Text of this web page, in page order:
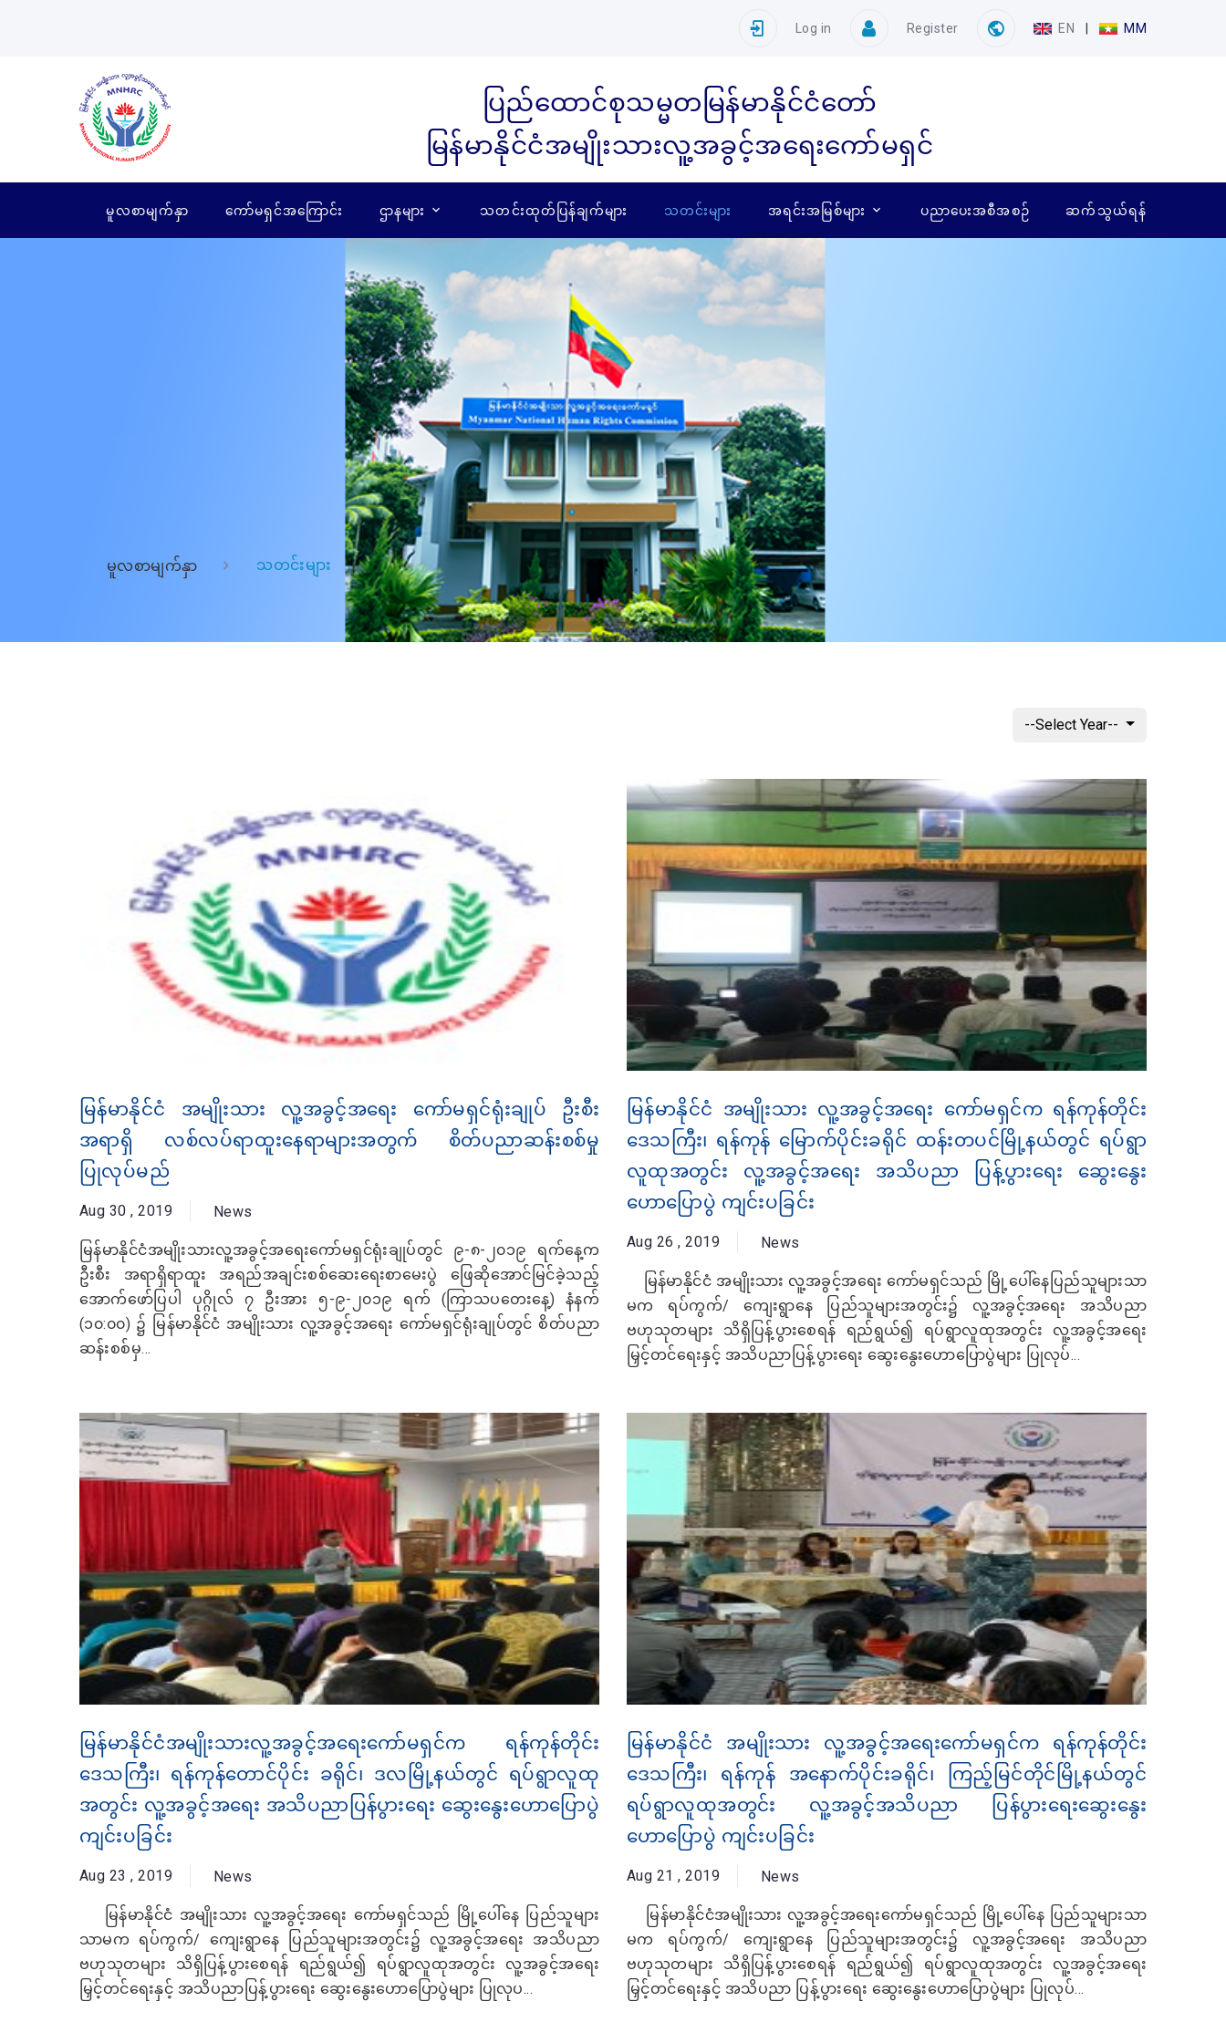
Log in Register EN | MM
ပြည်ထောင်စုသမ္မတမြန်မာနိုင်ငံတော်
မြန်မာနိုင်ငံအမျိုးသားလူ့အခွင့်အရေးကော်မရှင်
မူလစာမျက်နှာ ကော်မရှင်အကြောင်း ဌာနများ သတင်းထုတ်ပြန်ချက်များ သတင်းများ အရင်းအမြစ်များ ပညာပေးအစီအစဉ် ဆက်သွယ်ရန်
မူလစာမျက်နှာ သတင်းများ
--Select Year--
မြန်မာနိုင်ငံ အမျိုးသား လူ့အခွင့်အရေး ကော်မရှင်ရုံးချုပ် ဦးစီး
အရာရှိ လစ်လပ်ရာထူးနေရာများအတွက် စိတ်ပညာဆန်းစစ်မှု
ပြုလုပ်မည်
Aug 30 , 2019 News
မြန်မာနိုင်ငံအမျိုးသားလူ့အခွင့်အရေးကော်မရှင်ရုံးချုပ်တွင် ၉-၈-၂၀၁၉ ရက်နေ့က
ဦးစီး အရာရှိရာထူး အရည်အချင်းစစ်ဆေးရေးစာမေးပွဲ ဖြေဆိုအောင်မြင်ခဲ့သည့်
အောက်ဖော်ပြပါ ပုဂ္ဂိုလ် ၇ ဦးအား ၅-၉-၂၀၁၉ ရက် (ကြာသပတေးနေ့) နံနက်
(၁၀:၀၀) ၌ မြန်မာနိုင်ငံ အမျိုးသား လူ့အခွင့်အရေး ကော်မရှင်ရုံးချုပ်တွင် စိတ်ပညာ
ဆန်းစစ်မှ...
မြန်မာနိုင်ငံ အမျိုးသား လူ့အခွင့်အရေး ကော်မရှင်က ရန်ကုန်တိုင်း
ဒေသကြီး၊ ရန်ကုန် မြောက်ပိုင်းခရိုင် ထန်းတပင်မြို့နယ်တွင် ရပ်ရွာ
လူထုအတွင်း လူ့အခွင့်အရေး အသိပညာ ပြန့်ပွားရေး ဆွေးနွေး
ဟောပြောပွဲ ကျင်းပခြင်း
Aug 26 , 2019 News
မြန်မာနိုင်ငံ အမျိုးသား လူ့အခွင့်အရေး ကော်မရှင်သည် မြို့ပေါ်နေပြည်သူများသာ
မက ရပ်ကွက်/ ကျေးရွာနေ ပြည်သူများအတွင်း၌ လူ့အခွင့်အရေး အသိပညာ
ဗဟုသုတများ သိရှိပြန့်ပွားစေရန် ရည်ရွယ်၍ ရပ်ရွာလူထုအတွင်း လူ့အခွင့်အရေး
မြှင့်တင်ရေးနှင့် အသိပညာပြန့်ပွားရေး ဆွေးနွေးဟောပြောပွဲများ ပြုလုပ်...
မြန်မာနိုင်ငံအမျိုးသားလူ့အခွင့်အရေးကော်မရှင်က ရန်ကုန်တိုင်း
ဒေသကြီး၊ ရန်ကုန်တောင်ပိုင်း ခရိုင်၊ ဒလမြို့နယ်တွင် ရပ်ရွာလူထု
အတွင်း လူ့အခွင့်အရေး အသိပညာပြန်ပွားရေး ဆွေးနွေးဟောပြောပွဲ
ကျင်းပခြင်း
Aug 23 , 2019 News
မြန်မာနိုင်ငံ အမျိုးသား လူ့အခွင့်အရေး ကော်မရှင်သည် မြို့ပေါ်နေ ပြည်သူများ
သာမက ရပ်ကွက်/ ကျေးရွာနေ ပြည်သူများအတွင်း၌ လူ့အခွင့်အရေး အသိပညာ
ဗဟုသုတများ သိရှိပြန့်ပွားစေရန် ရည်ရွယ်၍ ရပ်ရွာလူထုအတွင်း လူ့အခွင့်အရေး
မြှင့်တင်ရေးနှင့် အသိပညာပြန့်ပွားရေး ဆွေးနွေးဟောပြောပွဲများ ပြုလုပ...
မြန်မာနိုင်ငံ အမျိုးသား လူ့အခွင့်အရေးကော်မရှင်က ရန်ကုန်တိုင်း
ဒေသကြီး၊ ရန်ကုန် အနောက်ပိုင်းခရိုင်၊ ကြည့်မြင်တိုင်မြို့နယ်တွင်
ရပ်ရွာလူထုအတွင်း လူ့အခွင့်အသိပညာ ပြန်ပွားရေးဆွေးနွေး
ဟောပြောပွဲ ကျင်းပခြင်း
Aug 21 , 2019 News
မြန်မာနိုင်ငံအမျိုးသား လူ့အခွင့်အရေးကော်မရှင်သည် မြို့ပေါ်နေ ပြည်သူများသာ
မက ရပ်ကွက်/ ကျေးရွာနေ ပြည်သူများအတွင်း၌ လူ့အခွင့်အရေး အသိပညာ
ဗဟုသုတများ သိရှိပြန့်ပွားစေရန် ရည်ရွယ်၍ ရပ်ရွာလူထုအတွင်း လူ့အခွင့်အရေး
မြှင့်တင်ရေးနှင့် အသိပညာ ပြန့်ပွားရေး ဆွေးနွေးဟောပြောပွဲများ ပြုလုပ်...